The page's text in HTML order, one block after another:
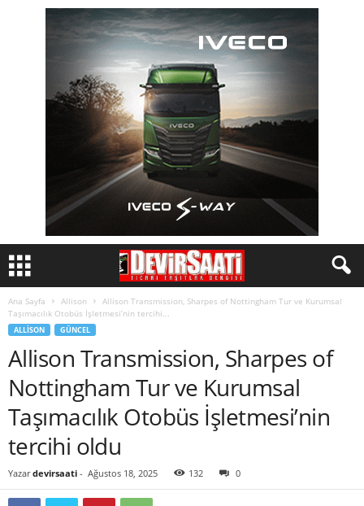
Ana Sayfa Allison
Allison Transmission, Sharpes of Nottingham Tur ve Kurumsal
Taşımacılık Otobüs İşletmesi’nin tercihi...
ALLISON GÜNCEL
Allison Transmission, Sharpes of
Nottingham Tur ve Kurumsal
Taşımacılık Otobüs İşletmesi’nin
tercihi oldu
Yazar devirsaati - Ağustos 18, 2025 132 0